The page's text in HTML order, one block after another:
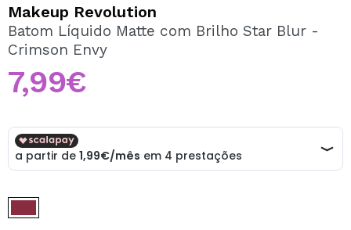
Ao criar uma conta no Maquibeauty.pt pode fazer as suas
compras rapidamente, verificar o estado das suas
Makeup Revolution
Batom Líquido Matte com Brilho Star Blur -
Crimson Envy
7,99€